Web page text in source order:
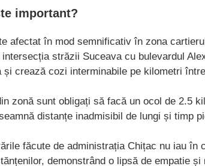
important?
afectat în mod semnificativ în zona
străzii Suceava cu bulevardul
și crează cozi interminabile pe kilometri
zonă sunt obligați să facă un ocol de 2.5
distanțe inadmisibil de lungi și timp
făcute de administrația Chițac nu iau în
demonstrând o lipsă de empatie